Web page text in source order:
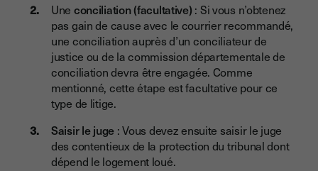
Une conciliation (facultative) : Si vous n’obtenez
pas gain de cause avec le courrier recommandé,
une conciliation auprès d’un conciliateur de
justice ou de la commission départementale de
conciliation devra être engagée. Comme
mentionné, cette étape est facultative pour ce
type de litige.
Saisir le juge : Vous devez ensuite saisir le juge
des contentieux de la protection du tribunal dont
dépend le logement loué.